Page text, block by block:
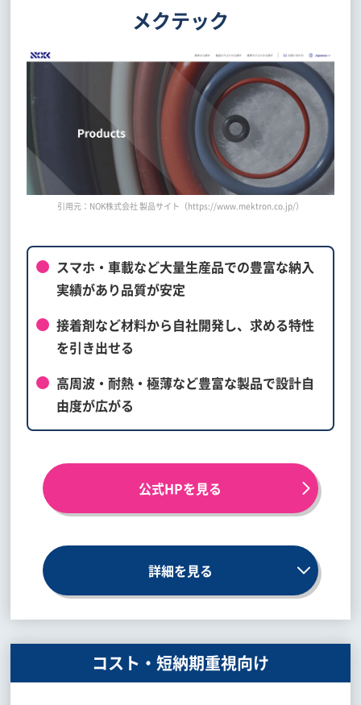
メクテック
引用元：NOK株式会社 製品サイト（https://www.mektron.co.jp/）
スマホ・車載など大量生産品での豊富な納入
実績があり品質が安定
接着剤など材料から自社開発し、求める特性
を引き出せる
高周波・耐熱・極薄など豊富な製品で設計自
由度が広がる
公式HPを見る
詳細を見る
コスト・短納期重視向け